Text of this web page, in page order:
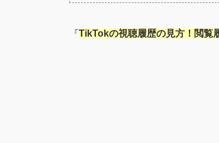
『TikTokの視聴履歴の見方！閲覧